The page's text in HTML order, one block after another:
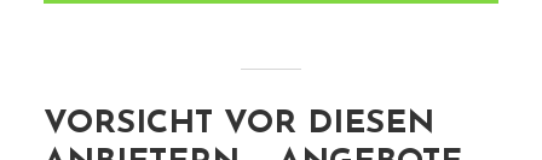
VORSICHT VOR DIESEN